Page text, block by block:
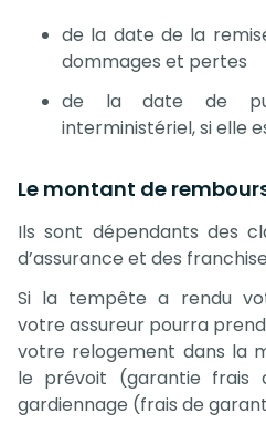
de la date de la
dommages et pertes
de la date de
interministériel, si elle
Le montant de
Ils sont dépendants des
d’assurance et des
Si la tempête a rendu
votre assureur pourra
votre relogement dans la
le prévoit (garantie frais
gardiennage (frais de